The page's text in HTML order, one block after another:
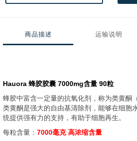
商品描述 运输说明
Hauora 蜂胶胶囊 7000mg含量 90粒
蜂胶中富含一定量的抗氧化剂，称为类黄酮
类黄酮是强大的自由基清除剂，能够在细胞
统提供强有力的支持，有助于细胞再生。
每粒含量： 7000毫克 高浓缩含量